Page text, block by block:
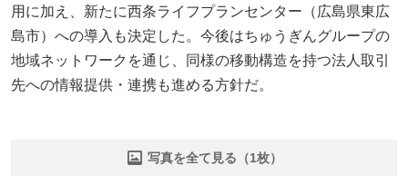
用に加え、新たに西条ライフプランセンター（広島県東広
島市）への導入も決定した。今後はちゅうぎんグループの
地域ネットワークを通じ、同様の移動構造を持つ法人取引
先への情報提供・連携も進める方針だ。
写真を全て見る（1枚）